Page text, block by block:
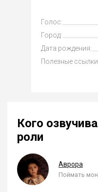
Голос:
Город:
Дата рождения:
Полезные
Кого
роли
Аврора
Поймать